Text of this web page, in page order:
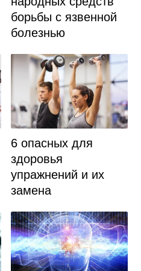
борьбы с язвенной
болезнью
6 опасных для
здоровья
упражнений и их
замена